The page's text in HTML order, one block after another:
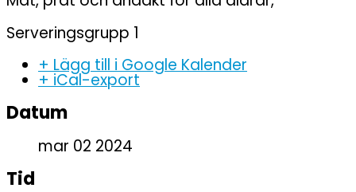
Serveringsgrupp 1
+ Lägg till i Google Kalender
+ iCal-export
Datum
mar 02 2024
Tid